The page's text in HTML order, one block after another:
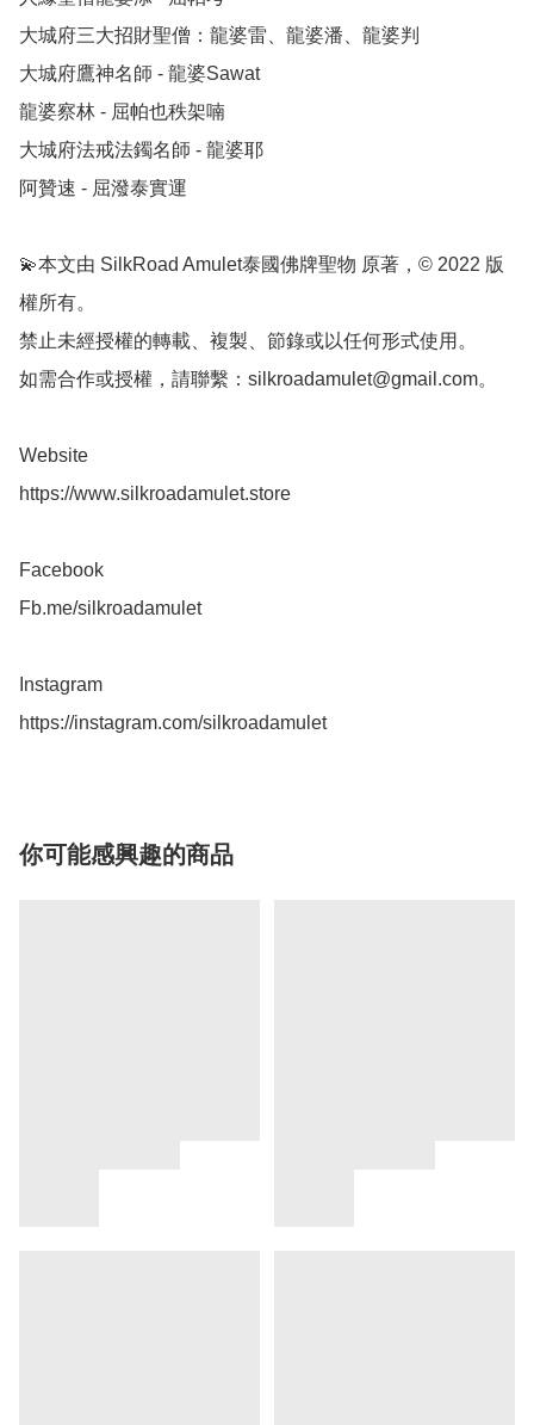
大城府三大招財聖僧：龍婆雷、龍婆潘、龍婆判
大城府鷹神名師 - 龍婆Sawat
龍婆察林 - 屈帕也秩架喃
大城府法戒法鐲名師 - 龍婆耶
阿贊速 - 屈潑泰實運
💫本文由 SilkRoad Amulet泰國佛牌聖物 原著，© 2022 版
權所有。
禁止未經授權的轉載、複製、節錄或以任何形式使用。
如需合作或授權，請聯繫： silkroadamulet@gmail.com。
Website
https://www.silkroadamulet.store
Facebook
Fb.me/silkroadamulet
Instagram
https://instagram.com/silkroadamulet
你可能感興趣的商品